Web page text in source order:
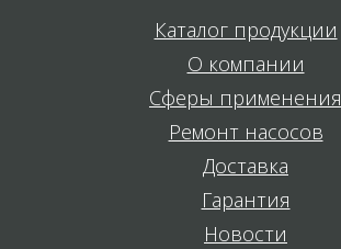
Каталог продукции
О компании
Сферы применения
Ремонт насосов
Доставка
Гарантия
Новости